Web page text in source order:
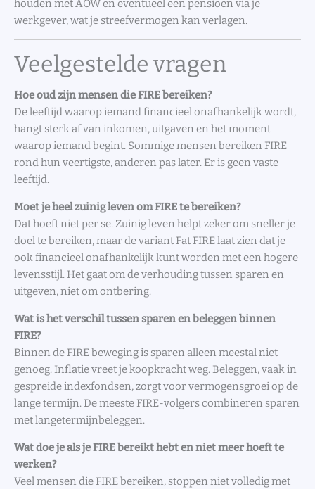
houden met AOW en eventueel een pensioen via je
werkgever, wat je streefvermogen kan verlagen.
Veelgestelde vragen
Hoe oud zijn mensen die FIRE bereiken?
De leeftijd waarop iemand financieel onafhankelijk wordt,
hangt sterk af van inkomen, uitgaven en het moment
waarop iemand begint. Sommige mensen bereiken FIRE
rond hun veertigste, anderen pas later. Er is geen vaste
leeftijd.
Moet je heel zuinig leven om FIRE te bereiken?
Dat hoeft niet per se. Zuinig leven helpt zeker om sneller je
doel te bereiken, maar de variant Fat FIRE laat zien dat je
ook financieel onafhankelijk kunt worden met een hogere
levensstijl. Het gaat om de verhouding tussen sparen en
uitgeven, niet om ontbering.
Wat is het verschil tussen sparen en beleggen binnen
FIRE?
Binnen de FIRE beweging is sparen alleen meestal niet
genoeg. Inflatie vreet je koopkracht weg. Beleggen, vaak in
gespreide indexfondsen, zorgt voor vermogensgroei op de
lange termijn. De meeste FIRE-volgers combineren sparen
met langetermijnbeleggen.
Wat doe je als je FIRE bereikt hebt en niet meer hoeft te
werken?
Veel mensen die FIRE bereiken, stoppen niet volledig met